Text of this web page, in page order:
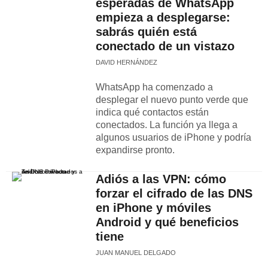
esperadas de WhatsApp
empieza a desplegarse:
sabrás quién está
conectado de un vistazo
DAVID HERNÁNDEZ
WhatsApp ha comenzado a
desplegar el nuevo punto verde que
indica qué contactos están
conectados. La función ya llega a
algunos usuarios de iPhone y podría
expandirse pronto.
Adiós a las VPN: cómo
forzar el cifrado de las DNS
en iPhone y móviles
Android y qué beneficios
tiene
JUAN MANUEL DELGADO